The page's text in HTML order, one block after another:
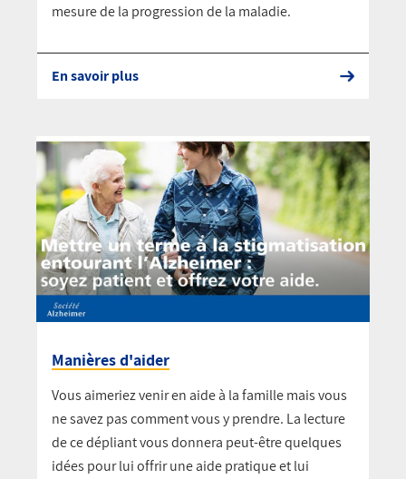
mesure de la progression de la maladie.
En savoir plus
Manières d'aider
Vous aimeriez venir en aide à la famille mais vous
ne savez pas comment vous y prendre. La lecture
de ce dépliant vous donnera peut-être quelques
idées pour lui offrir une aide pratique et lui